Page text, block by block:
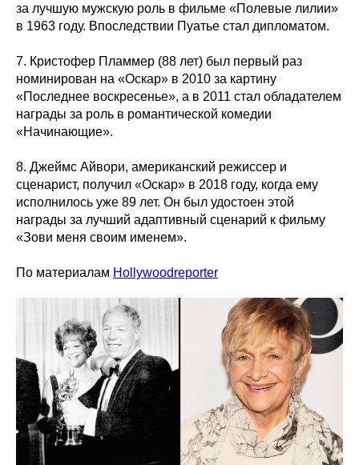
за лучшую мужскую роль в фильме «Полевые лилии»
в 1963 году. Впоследствии Пуатье стал дипломатом.
7. Кристофер Пламмер (88 лет) был первый раз
номинирован на «Оскар» в 2010 за картину
«Последнее воскресенье», а в 2011 стал обладателем
награды за роль в романтической комедии
«Начинающие».
8. Джеймс Айвори, американский режиссер и
сценарист, получил «Оскар» в 2018 году, когда ему
исполнилось уже 89 лет. Он был удостоен этой
награды за лучший адаптивный сценарий к фильму
«Зови меня своим именем».
По материалам Hollywoodreporter